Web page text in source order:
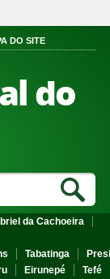
DO SITE
do
da Cachoeira
Tabatinga
Eirunepé
Tefé